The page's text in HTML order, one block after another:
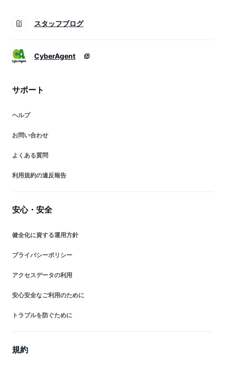
スタッフブログ
CyberAgent
サポート
ヘルプ
お問い合わせ
よくある質問
利用規約の違反報告
安心・安全
健全化に資する運用方針
プライバシーポリシー
アクセスデータの利用
安心安全なご利用のために
トラブルを防ぐために
規約